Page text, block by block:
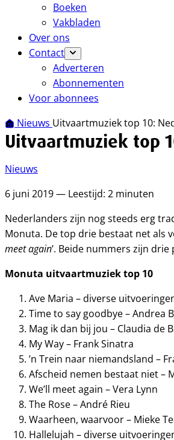
Boeken
Vakbladen
Over ons
Contact
Adverteren
Abonnementen
Voor abonnees
Nieuws Uitvaartmuziek top 10:
Uitvaartmuziek top
Nieuws
6 juni 2019 — Leestijd: 2 minuten
Nederlanders zijn nog steeds erg
Monuta. De top drie bestaat net als
meet again’. Beide nummers zijn
Monuta uitvaartmuziek top 10
Ave Maria – diverse
Time to say goodbye – Andrea
Mag ik dan bij jou – Claudia de
My Way – Frank Sinatra
’n Trein naar niemandsland –
Afscheid nemen bestaat niet –
We’ll meet again – Vera Lynn
The Rose – André Rieu
Waarheen, waarvoor – Mieke
Hallelujah – diverse